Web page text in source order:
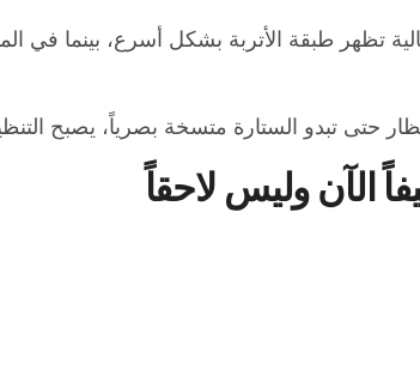
تظهر طبقة الأتربة بشكل أسرع، بينما في
حتى تبدو الستارة متسخة بصرياً، يصبح
الآن وليس لاحقاً